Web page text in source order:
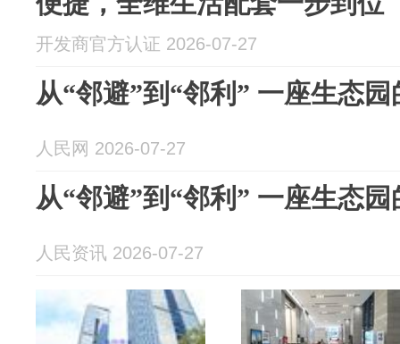
开发商官方认证 2026-07-27
从“邻避”到“邻利” 一座生态
人民网 2026-07-27
从“邻避”到“邻利” 一座生态
人民资讯 2026-07-27